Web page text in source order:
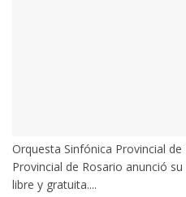
Orquesta Sinfónica Provincial
Provincial de Rosario anunció
libre y gratuita....